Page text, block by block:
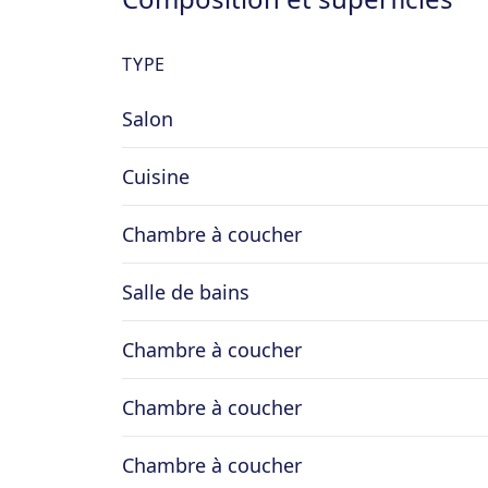
Ses atouts : volumes exceptionnels
commerces ; présence d’un jardin et
TYPE
Salon
Cuisine
Chambre à coucher
Salle de bains
Chambre à coucher
Chambre à coucher
Chambre à coucher